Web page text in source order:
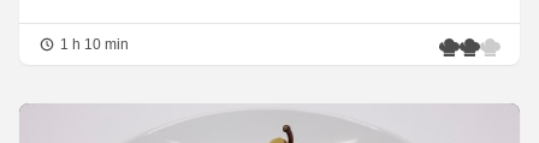
1 h 10 min